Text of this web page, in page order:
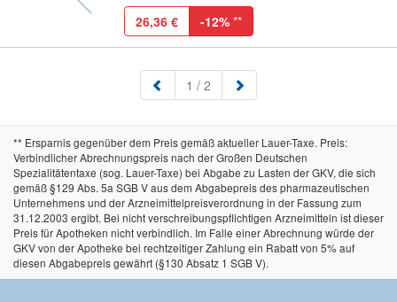
26,36 € -12% **
1 (aktuell)
/ 2
** Ersparnis gegenüber dem Preis gemäß aktueller Lauer-Taxe. Preis:
Verbindlicher Abrechnungspreis nach der Großen Deutschen
Spezialitätentaxe (sog. Lauer-Taxe) bei Abgabe zu Lasten der GKV, die sich
gemäß §129 Abs. 5a SGB V aus dem Abgabepreis des pharmazeutischen
Unternehmens und der Arzneimittelpreisverordnung in der Fassung zum
31.12.2003 ergibt. Bei nicht verschreibungspflichtigen Arzneimitteln ist dieser
Preis für Apotheken nicht verbindlich. Im Falle einer Abrechnung würde der
GKV von der Apotheke bei rechtzeitiger Zahlung ein Rabatt von 5% auf
diesen Abgabepreis gewährt (§130 Absatz 1 SGB V).